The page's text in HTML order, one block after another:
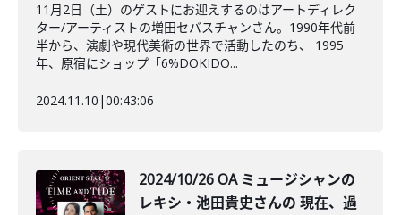
11月2日（土）のゲストにお迎えするのはアートディレク
ター/アーティストの増田セバスチャンさん。1990年代前
半から、演劇や現代美術の世界で活動したのち、 1995
年、原宿にショップ「6%DOKIDO...
2024.11.10 |00:43:06
2024/10/26 OA ミュージシャンの
レキシ・池田貴史さんの 現在、過